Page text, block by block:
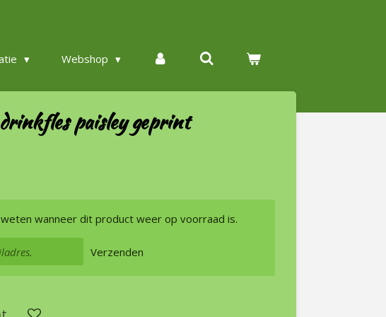
Webshop
paisley geprint
wanneer dit product weer op voorraad is.
Verzenden